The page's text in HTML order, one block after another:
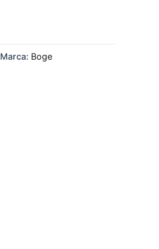
Marca: Boge